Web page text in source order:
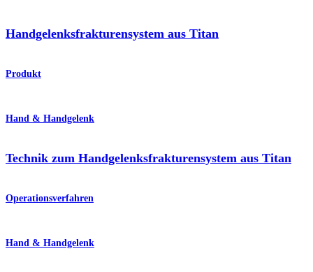
Handgelenksfrakturensystem aus Titan
Produkt
Hand & Handgelenk
Technik zum Handgelenksfrakturensystem aus Titan
Operationsverfahren
Hand & Handgelenk